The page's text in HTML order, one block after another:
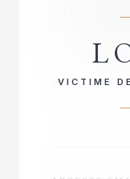
VICTIME
VOTRE NOM